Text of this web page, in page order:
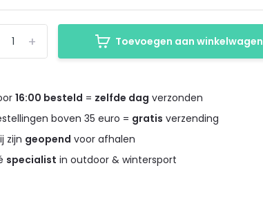
+ Toevoegen aan winkelwagen
16:00 besteld = zelfde dag verzonden
boven 35 euro = gratis verzending
zijn geopend voor afhalen
specialist in outdoor & wintersport